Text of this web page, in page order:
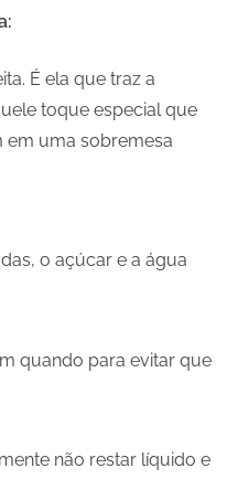
É ela que traz a
toque especial que
uma sobremesa
o açúcar e a água
quando para evitar que
não restar líquido e